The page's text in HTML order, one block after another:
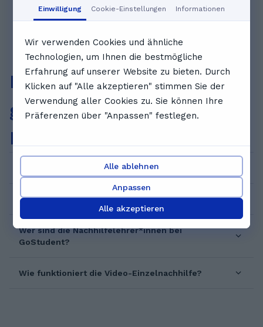
Häufig
gestellte
Fragen
Wie kann ich eine Probeeinheit buchen?
Wie viel kostet das?
Wer sind die Nachhilfelehrer*innen bei
GoStudent?
Wie funktioniert die Video-Einzelnachhilfe?
Einwilligung Cookie-Einstellungen Informationen
Wir verwenden Cookies und ähnliche
Technologien, um Ihnen die bestmögliche
Erfahrung auf unserer Website zu bieten. Durch
Klicken auf "Alle akzeptieren" stimmen Sie der
Verwendung aller Cookies zu. Sie können Ihre
Präferenzen über "Anpassen" festlegen.
Alle ablehnen
Anpassen
Alle akzeptieren